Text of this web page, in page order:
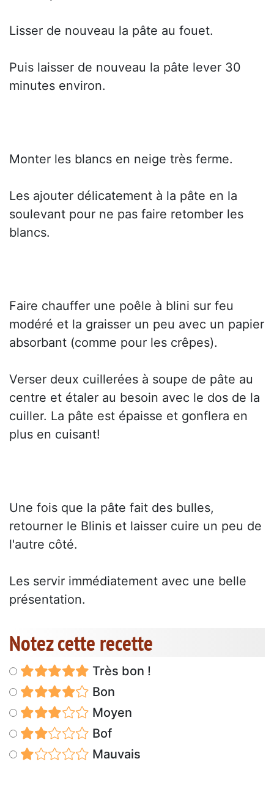
Lisser de nouveau la pâte au fouet.
Puis laisser de nouveau la pâte lever 30
minutes environ.
Monter les blancs en neige très ferme.
Les ajouter délicatement à la pâte en la
soulevant pour ne pas faire retomber les
blancs.
Faire chauffer une poêle à blini sur feu
modéré et la graisser un peu avec un papier
absorbant (comme pour les crêpes).
Verser deux cuillerées à soupe de pâte au
centre et étaler au besoin avec le dos de la
cuiller. La pâte est épaisse et gonflera en
plus en cuisant!
Une fois que la pâte fait des bulles,
retourner le Blinis et laisser cuire un peu de
l'autre côté.
Les servir immédiatement avec une belle
présentation.
Notez cette recette
Très bon !
Bon
Moyen
Bof
Mauvais